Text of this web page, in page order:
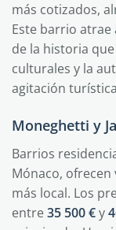
más cotizados,
Este barrio atrae
de la historia
culturales y la
agitación
Moneghetti y
Barrios
Mónaco, ofrecen
más local. Los
entre35 500 €y